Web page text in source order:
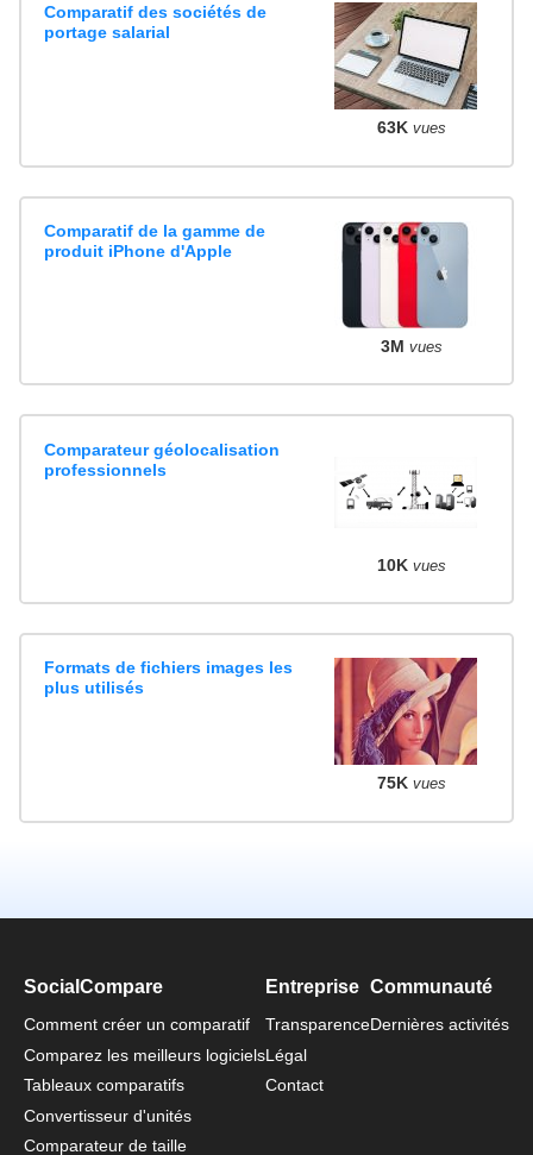
Comparatif des sociétés de
portage salarial
63K vues
Comparatif de la gamme de
produit iPhone d'Apple
3M vues
Comparateur géolocalisation
professionnels
10K vues
Formats de fichiers images les
plus utilisés
75K vues
SocialCompare
Comment créer un comparatif
Comparez les meilleurs logiciels
Tableaux comparatifs
Convertisseur d'unités
Comparateur de taille
Entreprise
Transparence
Légal
Contact
Communauté
Dernières activités